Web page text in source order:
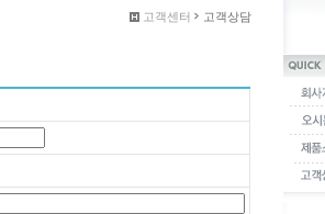
고객센터 고객상담